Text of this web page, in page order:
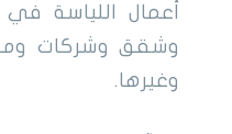
أعمال اللياسة
وشقق وشركات
وغيرها.